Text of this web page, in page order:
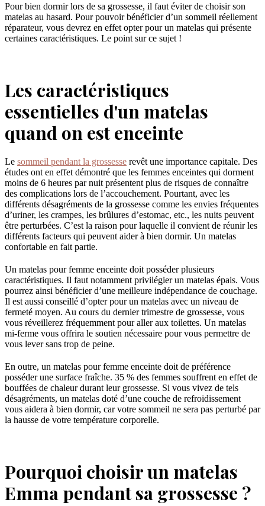
Pour bien dormir lors de sa grossesse, il faut éviter de choisir son
matelas au hasard. Pour pouvoir bénéficier d’un sommeil réellement
réparateur, vous devrez en effet opter pour un matelas qui présente
certaines caractéristiques. Le point sur ce sujet !
Les caractéristiques
essentielles d'un matelas
quand on est enceinte
Le sommeil pendant la grossesse revêt une importance capitale. Des
études ont en effet démontré que les femmes enceintes qui dorment
moins de 6 heures par nuit présentent plus de risques de connaître
des complications lors de l’accouchement. Pourtant, avec les
différents désagréments de la grossesse comme les envies fréquentes
d’uriner, les crampes, les brûlures d’estomac, etc., les nuits peuvent
être perturbées. C’est la raison pour laquelle il convient de réunir les
différents facteurs qui peuvent aider à bien dormir. Un matelas
confortable en fait partie.
Un matelas pour femme enceinte doit posséder plusieurs
caractéristiques. Il faut notamment privilégier un matelas épais. Vous
pourrez ainsi bénéficier d’une meilleure indépendance de couchage.
Il est aussi conseillé d’opter pour un matelas avec un niveau de
fermeté moyen. Au cours du dernier trimestre de grossesse, vous
vous réveillerez fréquemment pour aller aux toilettes. Un matelas
mi-ferme vous offrira le soutien nécessaire pour vous permettre de
vous lever sans trop de peine.
En outre, un matelas pour femme enceinte doit de préférence
posséder une surface fraîche. 35 % des femmes souffrent en effet de
bouffées de chaleur durant leur grossesse. Si vous vivez de tels
désagréments, un matelas doté d’une couche de refroidissement
vous aidera à bien dormir, car votre sommeil ne sera pas perturbé par
la hausse de votre température corporelle.
Pourquoi choisir un matelas
Emma pendant sa grossesse ?